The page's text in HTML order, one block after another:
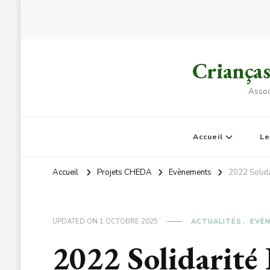
Accueil
Accueil Projets CHEDA Evènements 2022
UPDATED ON 1 OCTOBRE 2025 ACTUALITÉS
2022